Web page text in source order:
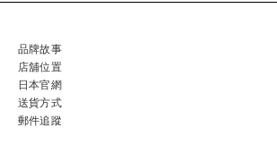
品牌故事
店舖位置
日本官網
送貨方式
郵件追蹤